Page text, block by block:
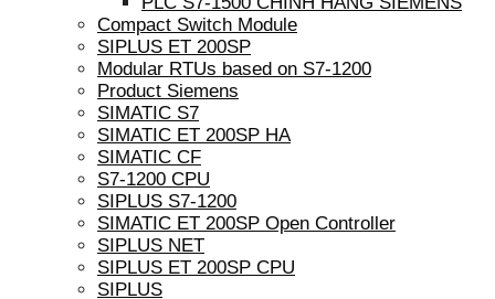
Compact Switch Module
SIPLUS ET 200SP
Modular RTUs based on S7-1200
Product Siemens
SIMATIC S7
SIMATIC ET 200SP HA
SIMATIC CF
S7-1200 CPU
SIPLUS S7-1200
SIMATIC ET 200SP Open Controller
SIPLUS NET
SIPLUS ET 200SP CPU
SIPLUS